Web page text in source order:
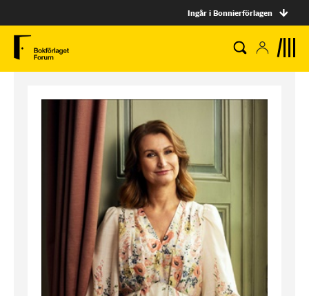
Ingår i Bonnierförlagen